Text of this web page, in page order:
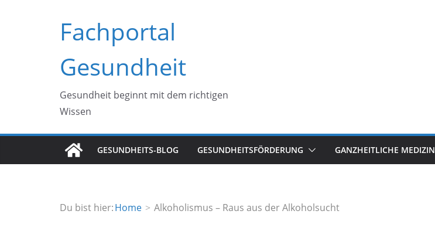
Fachportal
Gesundheit
Gesundheit beginnt mit dem richtigen
Wissen
GESUNDHEITS-BLOG GESUNDHEITSFÖRDERUNG GANZHEITLICHE MEDIZIN
Du bist hier:Home Alkoholismus – Raus aus der Alkoholsucht